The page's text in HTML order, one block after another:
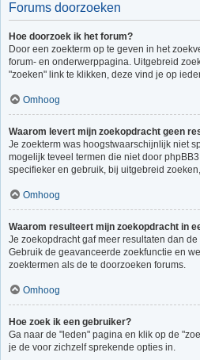
Forums doorzoeken
Hoe doorzoek ik het forum?
Door een zoekterm op te geven in het
forum- en onderwerppagina. Uitgebreid
"zoeken" link te klikken, deze vind je op
Omhoog
Waarom levert mijn zoekopdracht geen
Je zoekterm was hoogstwaarschijnlijk niet
mogelijk teveel termen die niet door
specifieker en gebruik, bij uitgebreid
Omhoog
Waarom resulteert mijn zoekopdracht in
Je zoekopdracht gaf meer resultaten dan
Gebruik de geavanceerde zoekfunctie en
zoektermen als de te doorzoeken forums.
Omhoog
Hoe zoek ik een gebruiker?
Ga naar de "leden" pagina en klik op de
je de voor zichzelf sprekende opties in.